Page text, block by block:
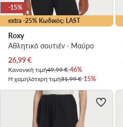
extra -25% Κωδικός: LAST
-15%
Roxy
Αθλητικό σουτιέν · Μαύρο
Τρέχουσα τιμή
26,99€
Κανονική τιμή49,99 €-46%
Η χαμηλότερη τιμή31,99 €-15%